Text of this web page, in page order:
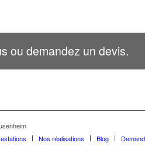
ou demandez un devis.
Nos réalisations Blog